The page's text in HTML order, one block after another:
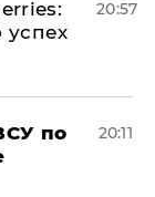
успех
20:57
по
20:11